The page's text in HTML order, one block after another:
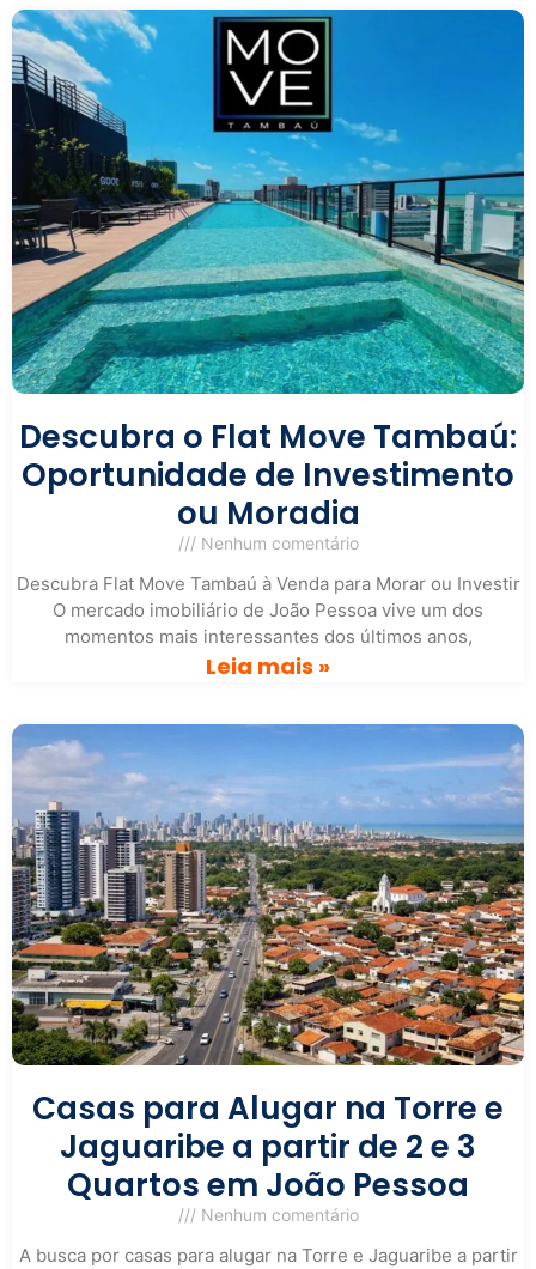
Descubra o Flat Move Tambaú:
Oportunidade de Investimento
ou Moradia
Nenhum comentário
Descubra Flat Move Tambaú à Venda para Morar ou Investir
O mercado imobiliário de João Pessoa vive um dos
momentos mais interessantes dos últimos anos,
Leia mais »
Casas para Alugar na Torre e
Jaguaribe a partir de 2 e 3
Quartos em João Pessoa
Nenhum comentário
A busca por casas para alugar na Torre e Jaguaribe a partir